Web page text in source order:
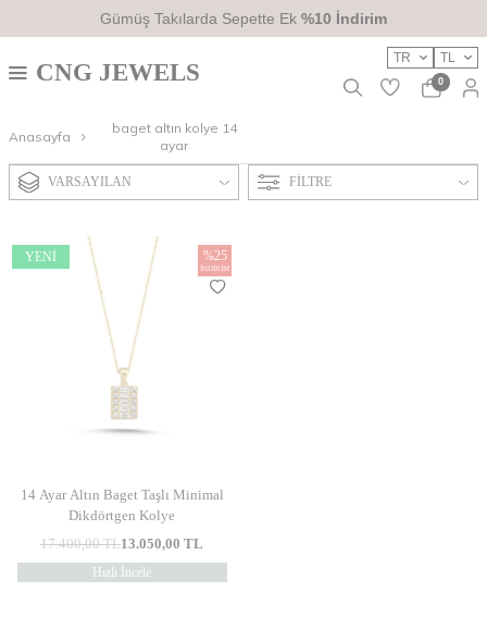
Gümüş Takılarda Sepette Ek %10 İndirim
TR TL
CNG JEWELS 0
Anasayfa
baget altın kolye 14
ayar
FILTRE
VARSAYILAN
YENI %25
İNDIRIM
14 Ayar Altın Baget Taşlı Minimal
Dikdörtgen Kolye
17.400,00TL13.050,00 TL
Hızlı İncele